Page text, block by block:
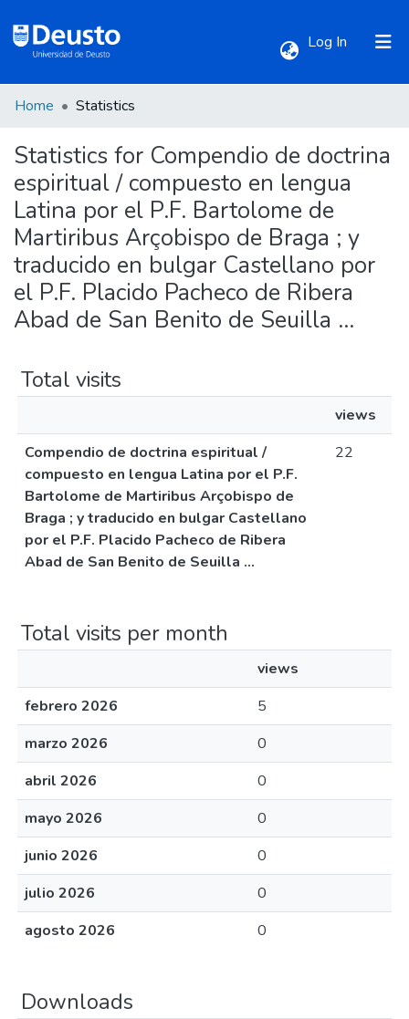
Log In (current)
All of DSpace
Home Statistics
Statistics for Compendio de doctrina
espiritual / compuesto en lengua
Latina por el P.F. Bartolome de
Martiribus Arçobispo de Braga ; y
traducido en bulgar Castellano por
el P.F. Placido Pacheco de Ribera
Abad de San Benito de Seuilla ...
Total visits
views
Compendio de doctrina espiritual /
compuesto en lengua Latina por el P.F.
Bartolome de Martiribus Arçobispo de
Braga ; y traducido en bulgar Castellano
por el P.F. Placido Pacheco de Ribera
Abad de San Benito de Seuilla ...
22
Total visits per month
views
febrero 2026
5
marzo 2026
0
abril 2026
0
mayo 2026
0
junio 2026
0
julio 2026
0
agosto 2026
0
Downloads